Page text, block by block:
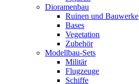
Dioramenbau
Ruinen und Bauwerke
Bases
Vegetation
Zubehör
Modellbau-Sets
Militär
Flugzeuge
Schiffe